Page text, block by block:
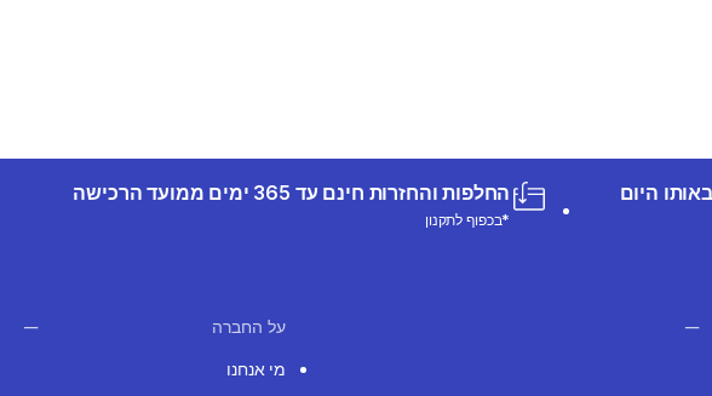
היום החלפות והחזרות חינם עד 365 ימים ממועד הרכישה
*בכפוף לתקנון
על החברה
מי אנחנו